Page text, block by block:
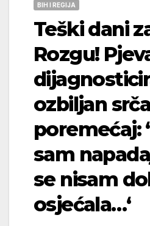
BIH I REGIJA
Teški dani
Rozgu!
ozbiljan
poremećaj:
sam
se nisam
osjećala…‘